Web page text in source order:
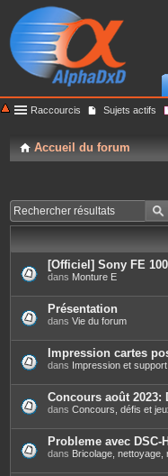
Raccourcis Sujets actifs
Accueil du forum
[Officiel] Sony FE
dans Monture E
Présentation
dans Vie du forum
Impression cartes
dans Impression et
Concours août 2023:
dans Concours, défis et
Probleme avec DSC-
dans Bricolage, nettoyage,